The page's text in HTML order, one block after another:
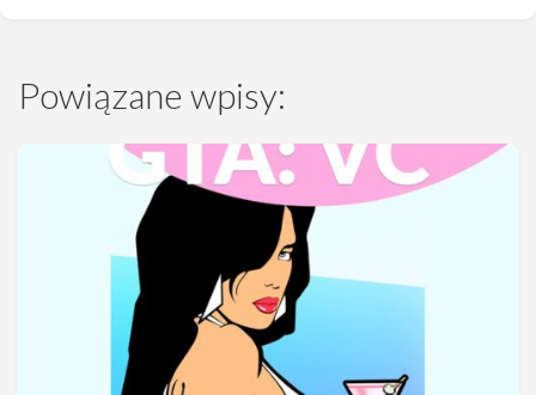
Powiązane wpisy: